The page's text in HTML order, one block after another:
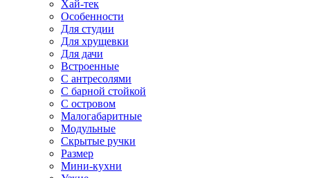
Хай-тек
Особенности
Для студии
Для хрущевки
Для дачи
Встроенные
С антресолями
С барной стойкой
С островом
Малогабаритные
Модульные
Скрытые ручки
Размер
Мини-кухни